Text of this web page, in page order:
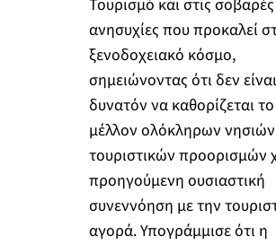
Τουρισμό και στις σοβαρές
ανησυχίες που προκαλεί
ξενοδοχειακό κόσμο,
σημειώνοντας ότι δεν είναι
δυνατόν να καθορίζεται το
μέλλον ολόκληρων νησιών
τουριστικών προορισμών
προηγούμενη ουσιαστική
συνεννόηση με την
αγορά. Υπογράμμισε ότι η